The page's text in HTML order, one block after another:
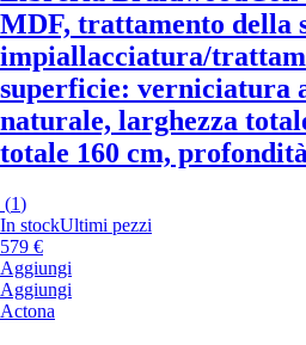
MDF, trattamento della
impiallacciatura/
superficie: verniciatura
naturale, larghezza
totale 160 cm,
(1)
In stockUltimi pezzi
579 €
Aggiungi
Aggiungi
Actona